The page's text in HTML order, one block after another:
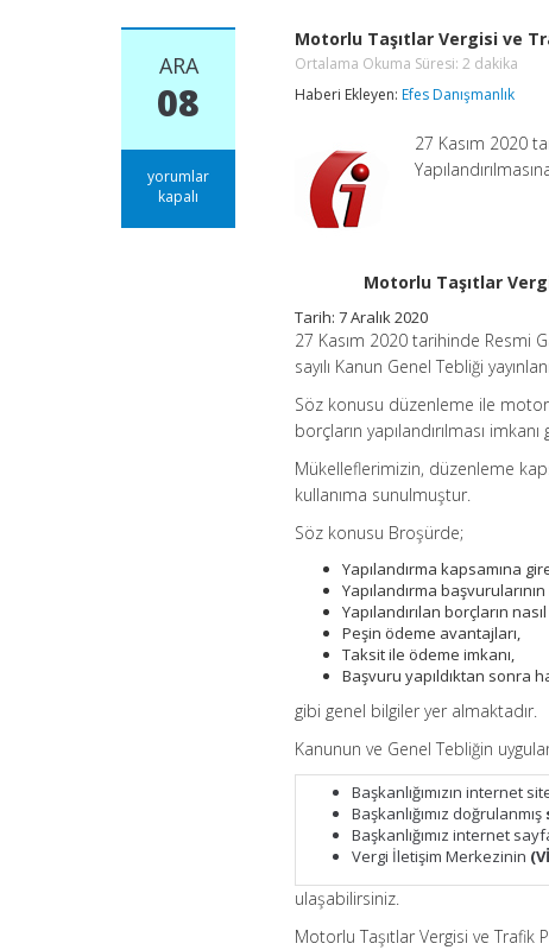
ARA
08
Motorlu
Taşıtlar
yorumlar
kapalı
Motorlu Taşıtlar Vergisi ve
Ortalama Okuma Süresi:2 dakika
Haberi Ekleyen:Efes Danışmanlık
27 Kasım 2020
Motorlu Taşıtlar
Tarih: 7 Aralık 2020
27 Kasım 2020 tarihinde Resmi
sayılı Kanun Genel Tebliği
Söz konusu düzenleme ile
borçların yapılandırılması
Mükelleflerimizin, düzenleme
kullanıma sunulmuştur.
Söz konusu Broşürde;
Yapılandırma kapsamına
Yapılandırma
Yapılandırılan borçların
Peşin ödeme avantajları,
Taksit ile ödeme imkanı,
Başvuru yapıldıktan sonra
gibi genel bilgiler yer almaktadır.
Kanunun ve Genel Tebliğin
Başkanlığımızın internet
Başkanlığımız doğrulanmış
Başkanlığımız internet
Vergi İletişim Merkezinin
ulaşabilirsiniz.
Motorlu Taşıtlar Vergisi ve Trafik